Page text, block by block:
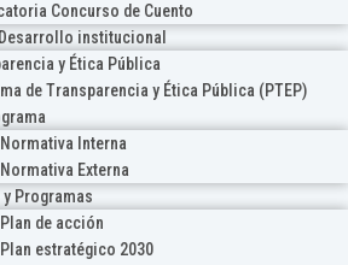
Concurso de Cuento
institucional
y Ética Pública
de Transparencia y Ética Pública (PTEP)
Normativa Interna
Normativa Externa
y Programas
Plan de acción
Plan estratégico 2030